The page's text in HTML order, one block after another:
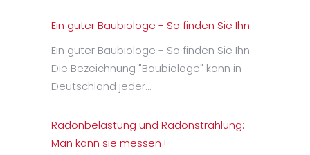
Ein guter Baubiologe - So finden Sie Ihn
Ein guter Baubiologe - So finden Sie Ihn
Die Bezeichnung "Baubiologe" kann in
Deutschland jeder…
Radonbelastung und Radonstrahlung:
Man kann sie messen !